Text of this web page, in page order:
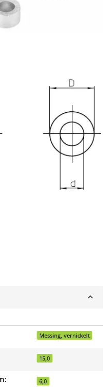
Messing, vernickelt
15,0
6,0